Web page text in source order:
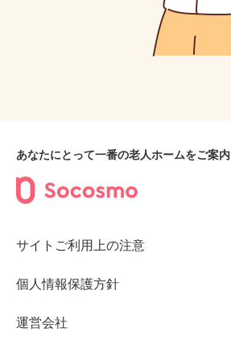
あなたにとって一番の老人ホームをご案内
サイトご利用上の注意
個人情報保護方針
運営会社